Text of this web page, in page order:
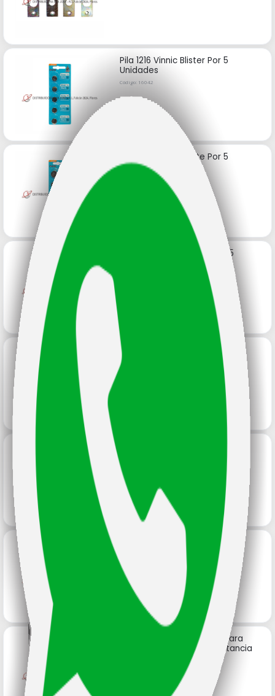
Pila 1216 Vinnic Blister Por 5
Unidades
Código: 16042
Pila 1620 Vinnic Bliste Por 5
Unidades
Pila 2025 Vinnic Blister Por 5
Pila 2032 Vinnic Blister Por 5
Unidades
Código: 15225
Código: 16039
Pilas A23 Vinnic En Blister Por 5
Unidades Alcalina
Código: 14062
Pulsador Frecuencia 433 Para
Modulo De Apertura A Distancia